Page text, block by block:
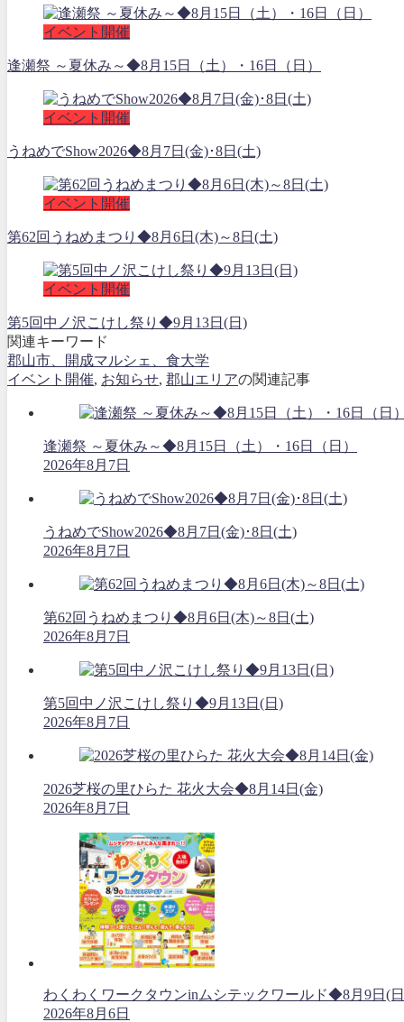
イベント開催
逢瀬祭 ～夏休み～◆8月15日（土）・16日（日）
イベント開催
うねめでShow2026◆8月7日(金)･8日(土)
イベント開催
第62回うねめまつり◆8月6日(木)～8日(土)
イベント開催
第5回中ノ沢こけし祭り◆9月13日(日)
関連キーワード
郡山市、開成マルシェ、食大学
イベント開催, お知らせ, 郡山エリアの関連記事
逢瀬祭 ～夏休み～◆8月15日（土）・16日（日）
2026年8月7日
うねめでShow2026◆8月7日(金)･8日(土)
2026年8月7日
第62回うねめまつり◆8月6日(木)～8日(土)
2026年8月7日
第5回中ノ沢こけし祭り◆9月13日(日)
2026年8月7日
2026芝桜の里ひらた 花火大会◆8月14日(金)
2026年8月7日
わくわくワークタウンinムシテックワールド◆8月9日(
2026年8月6日